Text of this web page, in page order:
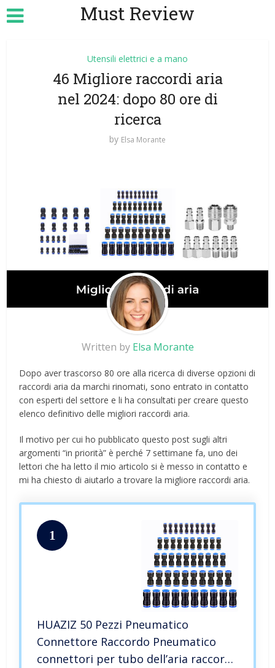
Must Review
Utensili elettrici e a mano
46 Migliore raccordi aria
nel 2024: dopo 80 ore di
ricerca
by Elsa Morante
Written by Elsa Morante
Dopo aver trascorso 80 ore alla ricerca di diverse opzioni di
raccordi aria da marchi rinomati, sono entrato in contatto
con esperti del settore e li ha consultati per creare questo
elenco definitivo delle migliori raccordi aria.
Il motivo per cui ho pubblicato questo post sugli altri
argomenti “in priorità” è perché 7 settimane fa, uno dei
lettori che ha letto il mio articolo si è messo in contatto e
mi ha chiesto di aiutarlo a trovare la migliore raccordi aria.
1
HUAZIZ 50 Pezzi Pneumatico
Connettore Raccordo Pneumatico
connettori per tubo dell’aria raccordi